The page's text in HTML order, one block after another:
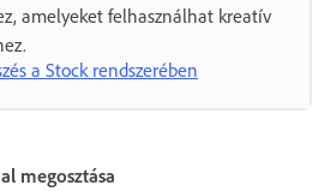
amelyeket felhasználhat kreatív
a Stock rendszerében
megosztása